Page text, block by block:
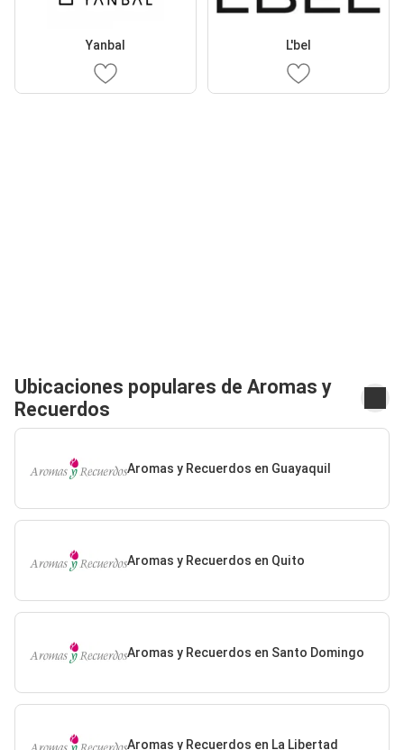
Yanbal L'bel
Ubicaciones populares de Aromas y
Recuerdos
Aromas y Recuerdos en Guayaquil
Aromas y Recuerdos en Quito
Aromas y Recuerdos en Santo Domingo
Aromas y Recuerdos en La Libertad